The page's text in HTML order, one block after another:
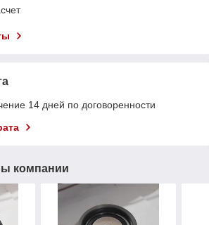
14 дней по договоренности
компании